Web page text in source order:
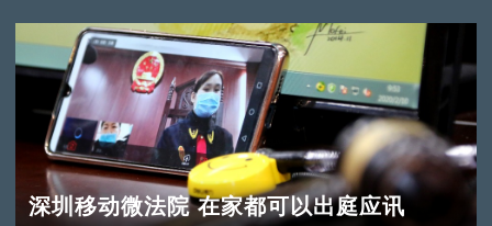
深圳移动微法院 在家都可以出庭应讯